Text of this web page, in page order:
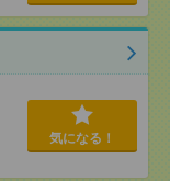
気になる！